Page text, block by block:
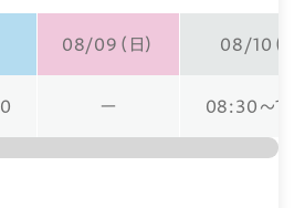
08/09（日） 08/10（月
ー 08:30～